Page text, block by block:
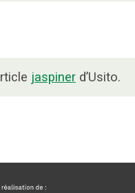
jaspiner d’Usito.